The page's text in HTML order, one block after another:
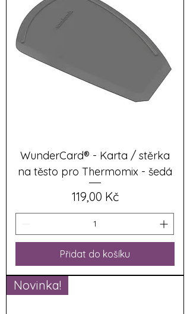
WunderCard® - Karta / stěrka
na těsto pro Thermomix - šedá
Cena
119,00 Kč
Přidat do košíku
Novinka!